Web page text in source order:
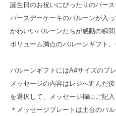
誕生日のお祝いにぴったりのバース
バースデーケーキのバルーンが入っ
かわいいバルーンたちが感動の瞬
ボリューム満点のバルーンギフト。
バルーンギフトにはA4サイズのプ
メッセージの内容はレジへ進んだ
を選択して、メッセージ欄にご記入
＊メッセージプレートは土台のバ